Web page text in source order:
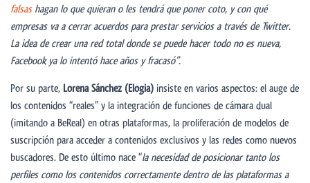
falsas hagan lo que quieran o les tendráque poner coto, y con qué
empresas va a cerrar acuerdos para prestar servicios a través de Twitter.
La idea de crear una red total donde se puede hacer todo no es nueva,
Facebook ya lo intentó hace años y fracasó”.
Por su parte, Lorena Sánchez (Elogia) insiste en varios aspectos: el auge de
los contenidos “reales” y la integración de funciones de cámara dual
(imitando a BeReal) en otras plataformas, la proliferación de modelos de
suscripción para acceder a contenidos exclusivos y las redes como nuevos
buscadores. De esto último nace “la necesidad de posicionar tanto los
perfiles como los contenidos correctamente dentro de las plataformas a